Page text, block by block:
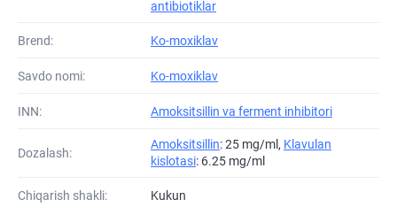
antibiotiklar
Brend: Ko-moxiklav
Savdo nomi: Ko-moxiklav
INN: Amoksitsillin va ferment inhibitori
Dozalash:
Amoksitsillin: 25 mg/ml, Klavulan
kislotasi: 6.25 mg/ml
Chiqarish shakli: Kukun